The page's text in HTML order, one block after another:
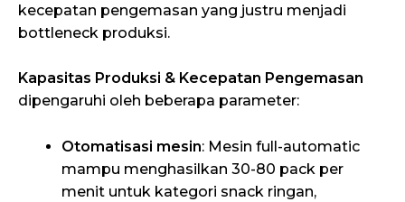
kecepatan pengemasan yang justru menjadi
bottleneck produksi.
Kapasitas Produksi & Kecepatan Pengemasan
dipengaruhi oleh beberapa parameter:
Otomatisasi mesin: Mesin full-automatic
mampu menghasilkan 30-80 pack per
menit untuk kategori snack ringan,